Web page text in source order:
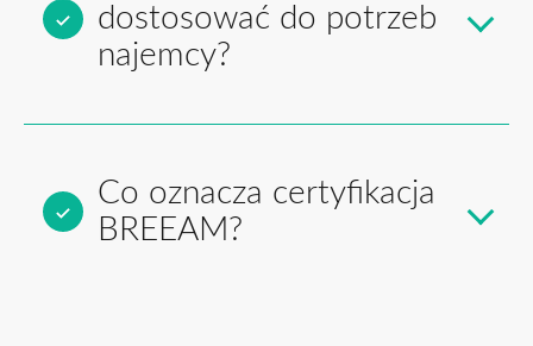
dostosować do potrzeb
najemcy?
Co oznacza certyfikacja
BREEAM?